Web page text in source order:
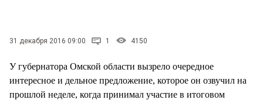
СТИЛЬ ЖИЗНИ
31 декабря 2016 09:00 1 4150
У губернатора Омской области вызрело очередное
интересное и дельное предложение, которое он озвучил на
прошлой неделе, когда принимал участие в итоговом